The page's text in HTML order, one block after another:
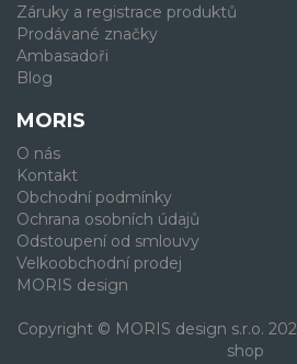
Záruky a registrace produktů
Prodávané značky
Ambasadoři
Blog
MORIS
O nás
Kontakt
Obchodní podmínky
Ochrana osobních údajů
Odstoupení od smlouvy
Velkoobchodní prodej
MORIS design
Copyright © MORIS design s.r.o.
shop